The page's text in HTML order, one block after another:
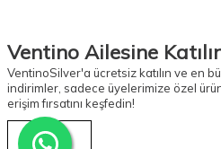
Ventino Ailesine
VentinoSilver'a ücretsiz katılın ve en
indirimler, sadece üyelerimize özel
erişim fırsatını keşfedin!
Kayıt Ol